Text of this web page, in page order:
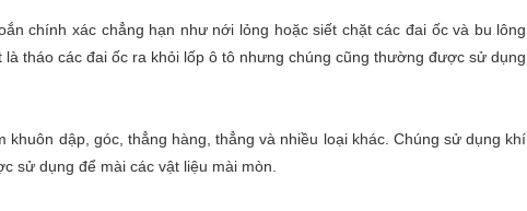
chính xác chẳng hạn như nới lỏng hoặc siết chặt các đai ốc và bu lông
tháo các đai ốc ra khỏi lốp ô tô nhưng chúng cũng thường được sử dụng
khuôn dập, góc, thẳng hàng, thẳng và nhiều loại khác. Chúng sử dụng khí
sử dụng để mài các vật liệu mài mòn.